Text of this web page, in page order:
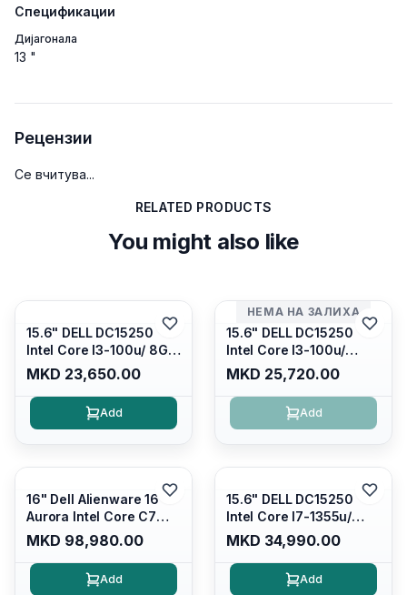
Спецификации
Дијагонала
13 "
Рецензии
Се вчитува...
RELATED PRODUCTS
You might also like
15.6" DELL DC15250
Intel Core I3-100u/ 8GB
DDR4/ 512GB SSD M.2/
Iris Xe Graphics/ 120Hz
Anti-glare LED Display/
Backlit Kb/ Platinum
MKD 23,650.00
Add
НЕМА НА ЗАЛИХА
15.6" DELL DC15250
Intel Core I3-100u/
16GB DDR4/ 512GB SSD
M.2/ Iris Xe Graphics/
120Hz Anti-glare LED
Display/ Backlit Kb/
MKD 25,720.00
Add
16" Dell Alienware 16
Aurora Intel Core C7
240H /16GB RAM DDR5
5600mhz/ 1TB SSD M.2
Nvme/rtx4050 6GB/
Wqxga(2560x1600)
MKD 98,980.00
Add
15.6" DELL DC15250
Intel Core I7-1355u/
16GB DDR4 / 512GB SSD
M.2 2230/ Intel UHD
Graphics/ 120Hz Anti-
glare FULLHD LED
MKD 34,990.00
Add